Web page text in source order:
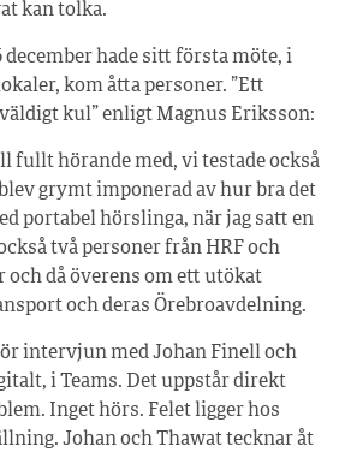
kan tolka.
december hade sitt första möte, i
kom åtta personer. ”Ett
kul” enligt Magnus Eriksson:
fullt hörande med, vi testade också
grymt imponerad av hur bra det
portabel hörslinga, när jag satt en
två personer från HRF och
och då överens om ett utökat
och deras Örebroavdelning.
intervjun med Johan Finell och
i Teams. Det uppstår direkt
Inget hörs. Felet ligger hos
Johan och Thawat tecknar åt